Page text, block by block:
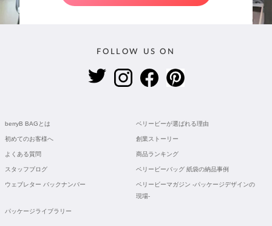
FOLLOW US ON
berryB BAGとは ベリービーが選ばれる理由
初めてのお客様へ 創業ストーリー
よくある質問 商品ランキング
スタッフブログ ベリービーバッグ 紙袋の納品事例
ウェブレター バックナンバー
ベリービーマガジン -パッケージデザインの
現場-
パッケージライブラリー